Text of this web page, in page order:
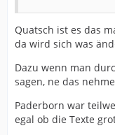
Quatsch ist es das
da wird sich was
Dazu wenn man
sagen, ne das
Paderborn war
egal ob die Texte